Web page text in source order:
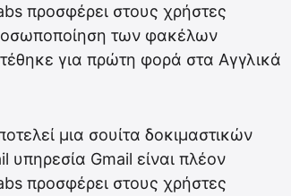
προσφέρει στους χρήστες
των φακέλων
για πρώτη φορά στα Αγγλικά
μια σουίτα δοκιμαστικών
Gmail είναι πλέον
προσφέρει στους χρήστες